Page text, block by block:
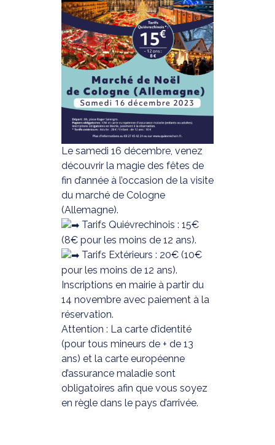
Le samedi 16 décembre, venez
découvrir la magie des fêtes de
fin d’année à l’occasion de la visite
du marché de Cologne
(Allemagne).
Tarifs Quiévrechinois : 15€
(8€ pour les moins de 12 ans).
Tarifs Extérieurs : 20€ (10€
pour les moins de 12 ans).
Inscriptions en mairie à partir du
14 novembre avec paiement à la
réservation.
Attention : La carte d’identité
(pour tous mineurs de + de 13
ans) et la carte européenne
d’assurance maladie sont
obligatoires afin que vous soyez
en règle dans le pays d’arrivée.